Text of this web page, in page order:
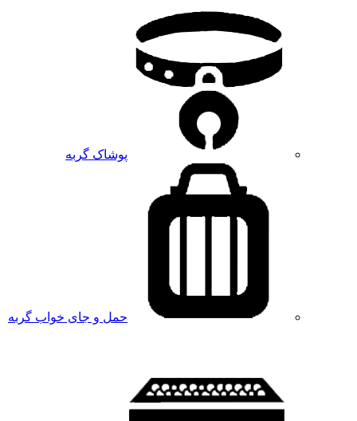
پوشاک گربه
حمل و جای خواب گربه